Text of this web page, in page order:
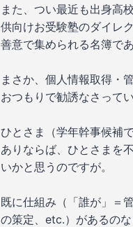
また、つい最近も出身高
供向けお受験塾のダイレ
善意で集められる名簿で
まさか、個人情報取得・
おつもりで勧誘なさって
ひとさま（学年幹事候補
ありならば、ひとさまを
いかと思うのですが。
既に仕組み（「誰が」＝
の策定、etc.）があるの